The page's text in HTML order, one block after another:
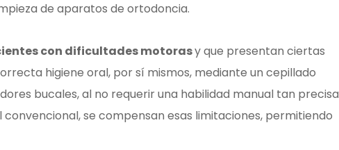
de aparatos de ortodoncia.
con dificultades motorasy que presentan ciertas
higiene oral, por sí mismos, mediante un cepillado
bucales, al no requerir una habilidad manual tan precisa
se compensan esas limitaciones, permitiendo